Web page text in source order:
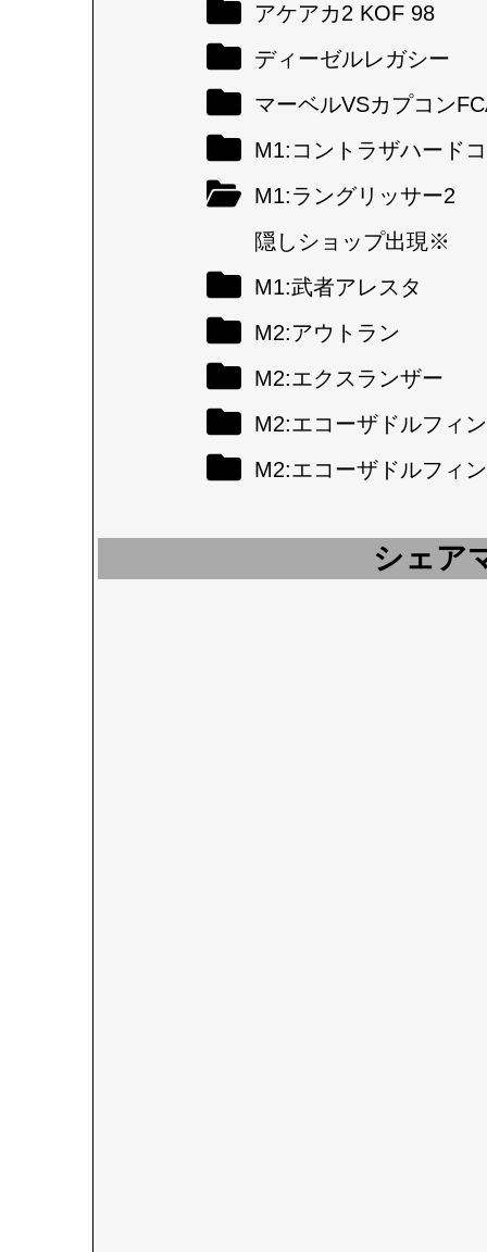
アケアカ2 KOF 98
ディーゼルレガシー
マーベルVSカプコン
M1:コントラザハード
M1:ラングリッサー2
隠しショップ出現※
M1:武者アレスタ
M2:アウトラン
M2:エクスランザー
M2:エコーザドルフィン
M2:エコーザドルフィ
シェア